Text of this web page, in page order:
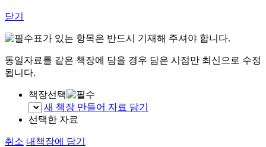
닫기
표가 있는 항목은 반드시 기재해 주셔야 합니다.
동일자료를 같은 책장에 담을 경우 담은 시점만 최신으로 수정
됩니다.
책장선택
새 책장 만들어 자료 담기
선택한 자료
취소 내책장에 담기